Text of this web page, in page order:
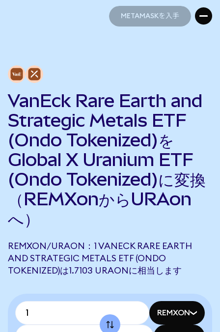
METAMASKを入手
VanEck Rare Earth and
Strategic Metals ETF
(Ondo Tokenized)を
Global X Uranium ETF
(Ondo Tokenized)に変換
（REMXonからURAon
へ）
REMXON/URAON：1 VANECK RARE EARTH
AND STRATEGIC METALS ETF (ONDO
TOKENIZED)は1.7103 URAONに相当します
REMXON